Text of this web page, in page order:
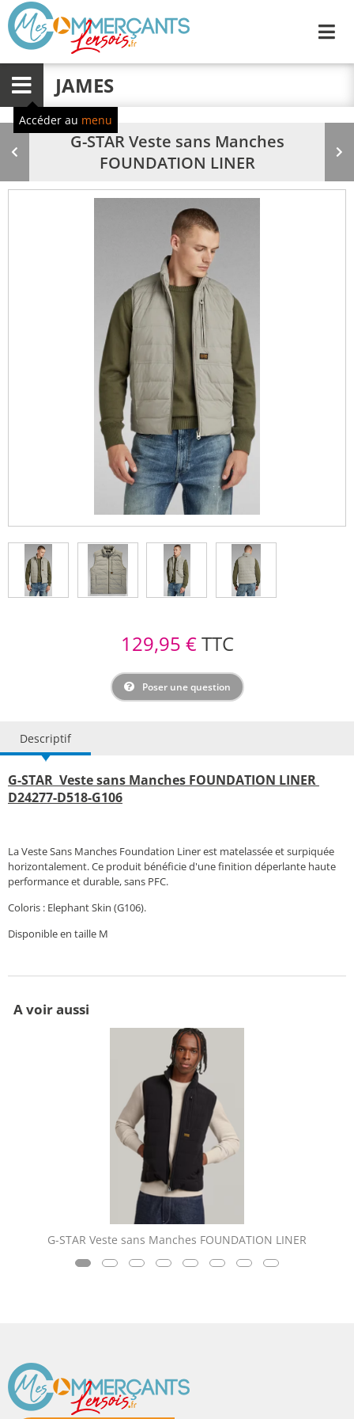
Menu JAMES
Accéder au menu
Produit
G-STAR Veste sans Manches
FOUNDATION LINER
129,95 €TTC
Poser une question
Descriptif
G-STAR Veste sans Manches FOUNDATION LINER
D24277-D518-G106
La Veste Sans Manches Foundation Liner est matelassée et surpiquée
horizontalement. Ce produit bénéficie d'une finition déperlante haute
performance et durable, sans PFC.
Coloris : Elephant Skin (G106).
Disponible en taille M
A voir aussi
G-STAR Veste sans Manches FOUNDATION LINER